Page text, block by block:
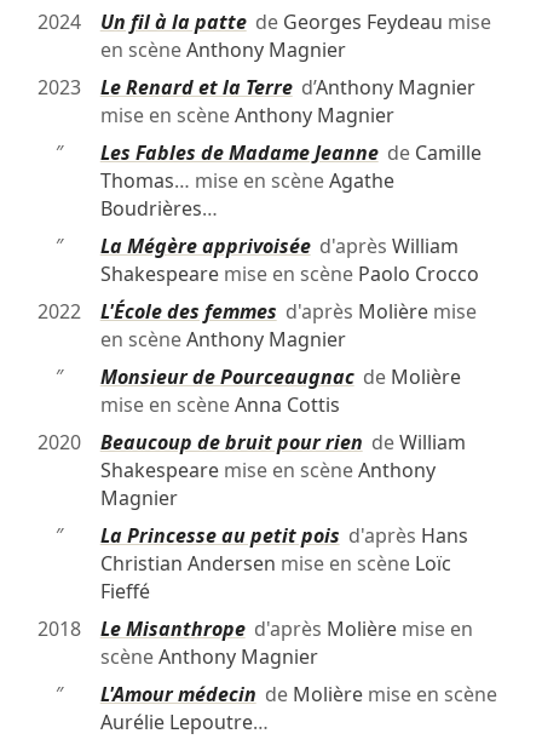
2024
Un fil à la pattede Georges Feydeau mise
en scèneAnthony Magnier
2023
Le Renard et la Terred’Anthony Magnier
mise en scèneAnthony Magnier
″
Les Fables de Madame Jeannede Camille
Thomas… mise en scèneAgathe
Boudrières…
″
La Mégère apprivoiséed'après William
Shakespearemise en scène Paolo Crocco
2022
L'École des femmes d'après Molièremise
en scèneAnthony Magnier
″
Monsieur de Pourceaugnacde Molière
mise en scèneAnna Cottis
2020
Beaucoup de bruit pour rien deWilliam
Shakespearemise en scèneAnthony
Magnier
″
La Princesse au petit pois d'après Hans
Christian Andersen mise en scène Loïc
Fieffé
2018
Le Misanthroped'après Molièremise en
scèneAnthony Magnier
″
L'Amour médecin de Molièremise en scène
Aurélie Lepoutre…